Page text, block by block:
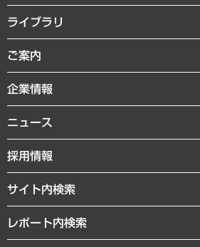
経営戦略
組織・人事戦略
デジタルイノベーション
共生・ダイバーシティ
GRC（ガバナンス・リスク・コンプライアンス）
経済・産業・雇用・労働
まちづくり・観光・交通・スポーツ・スマートシ
自然資源・農林水産業・食料システム
ライブラリ
経済調査
レポート
コラム
経営用語集
受託・受注実績（官公庁関連）
メディア掲載・出演
ご案内
セミナー・イベント情報
MUFGビジネスセミナー
受託案件情報
企業情報
私たちの想い
社長メッセージ
会社概要
沿革
組織図・本部部室紹介
ニュース
ニュースリリース
お知らせ
採用情報
サイト内検索
レポート内検索